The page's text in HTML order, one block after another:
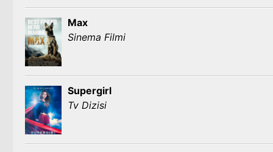
Max
Sinema Filmi
Supergirl
Tv Dizisi